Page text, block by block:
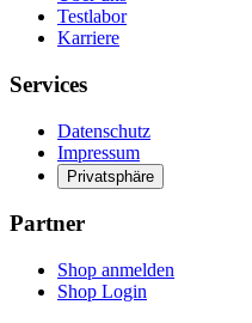
Testlabor
Karriere
Services
Datenschutz
Impressum
Privatsphäre
Partner
Shop anmelden
Shop Login